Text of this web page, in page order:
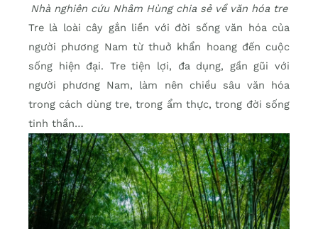
Nhà nghiên cứu Nhâm Hùng chia sẻ về văn hóa tre
Tre là loài cây gắn liền với đời sống văn hóa của
người phương Nam từ thuở khẩn hoang đến cuộc
sống hiện đại. Tre tiện lợi, đa dụng, gần gũi với
người phương Nam, làm nên chiều sâu văn hóa
trong cách dùng tre, trong ẩm thực, trong đời sống
tinh thần…